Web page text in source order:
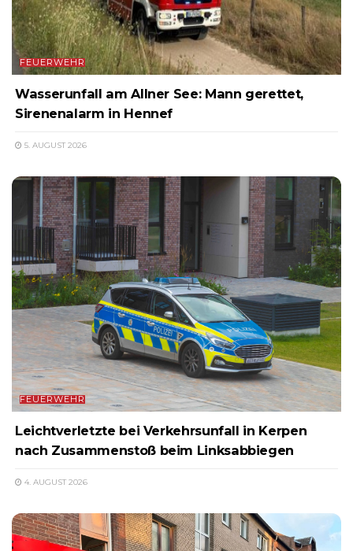
FEUERWEHR
Wasserunfall am Allner See: Mann gerettet,
Sirenenalarm in Hennef
5. AUGUST 2026
FEUERWEHR
Leichtverletzte bei Verkehrsunfall in Kerpen
nach Zusammenstoß beim Linksabbiegen
4. AUGUST 2026